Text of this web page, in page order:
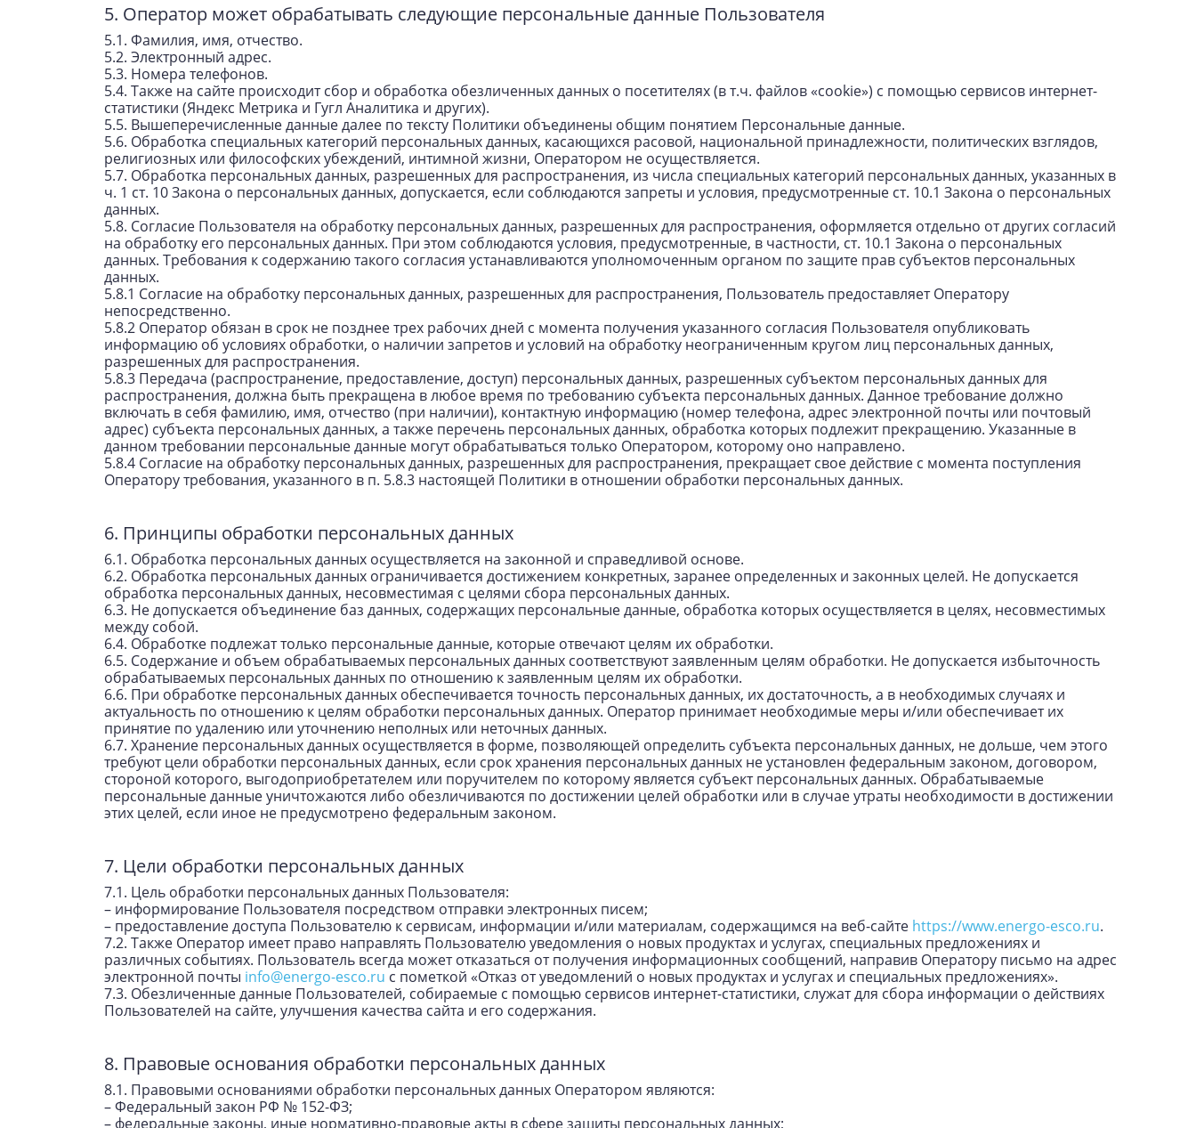
5. Оператор может обрабатывать следующие персональные данные Пользователя
5.1. Фамилия, имя, отчество.
5.2. Электронный адрес.
5.3. Номера телефонов.
5.4. Также на сайте происходит сбор и обработка обезличенных данных о посетителях (в т.ч. файлов «cookie») с помощью сервисов интернет-
статистики (Яндекс Метрика и Гугл Аналитика и других).
5.5. Вышеперечисленные данные далее по тексту Политики объединены общим понятием Персональные данные.
5.6. Обработка специальных категорий персональных данных, касающихся расовой, национальной принадлежности, политических взглядов,
религиозных или философских убеждений, интимной жизни, Оператором не осуществляется.
5.7. Обработка персональных данных, разрешенных для распространения, из числа специальных категорий персональных данных, указанных в
ч. 1 ст. 10 Закона о персональных данных, допускается, если соблюдаются запреты и условия, предусмотренные ст. 10.1 Закона о персональных
данных.
5.8. Согласие Пользователя на обработку персональных данных, разрешенных для распространения, оформляется отдельно от других согласий
на обработку его персональных данных. При этом соблюдаются условия, предусмотренные, в частности, ст. 10.1 Закона о персональных
данных. Требования к содержанию такого согласия устанавливаются уполномоченным органом по защите прав субъектов персональных
данных.
5.8.1 Согласие на обработку персональных данных, разрешенных для распространения, Пользователь предоставляет Оператору
непосредственно.
5.8.2 Оператор обязан в срок не позднее трех рабочих дней с момента получения указанного согласия Пользователя опубликовать
информацию об условиях обработки, о наличии запретов и условий на обработку неограниченным кругом лиц персональных данных,
разрешенных для распространения.
5.8.3 Передача (распространение, предоставление, доступ) персональных данных, разрешенных субъектом персональных данных для
распространения, должна быть прекращена в любое время по требованию субъекта персональных данных. Данное требование должно
включать в себя фамилию, имя, отчество (при наличии), контактную информацию (номер телефона, адрес электронной почты или почтовый
адрес) субъекта персональных данных, а также перечень персональных данных, обработка которых подлежит прекращению. Указанные в
данном требовании персональные данные могут обрабатываться только Оператором, которому оно направлено.
5.8.4 Согласие на обработку персональных данных, разрешенных для распространения, прекращает свое действие с момента поступления
Оператору требования, указанного в п. 5.8.3 настоящей Политики в отношении обработки персональных данных.
6. Принципы обработки персональных данных
6.1. Обработка персональных данных осуществляется на законной и справедливой основе.
6.2. Обработка персональных данных ограничивается достижением конкретных, заранее определенных и законных целей. Не допускается
обработка персональных данных, несовместимая с целями сбора персональных данных.
6.3. Не допускается объединение баз данных, содержащих персональные данные, обработка которых осуществляется в целях, несовместимых
между собой.
6.4. Обработке подлежат только персональные данные, которые отвечают целям их обработки.
6.5. Содержание и объем обрабатываемых персональных данных соответствуют заявленным целям обработки. Не допускается избыточность
обрабатываемых персональных данных по отношению к заявленным целям их обработки.
6.6. При обработке персональных данных обеспечивается точность персональных данных, их достаточность, а в необходимых случаях и
актуальность по отношению к целям обработки персональных данных. Оператор принимает необходимые меры и/или обеспечивает их
принятие по удалению или уточнению неполных или неточных данных.
6.7. Хранение персональных данных осуществляется в форме, позволяющей определить субъекта персональных данных, не дольше, чем этого
требуют цели обработки персональных данных, если срок хранения персональных данных не установлен федеральным законом, договором,
стороной которого, выгодоприобретателем или поручителем по которому является субъект персональных данных. Обрабатываемые
персональные данные уничтожаются либо обезличиваются по достижении целей обработки или в случае утраты необходимости в достижении
этих целей, если иное не предусмотрено федеральным законом.
7. Цели обработки персональных данных
7.1. Цель обработки персональных данных Пользователя:
– информирование Пользователя посредством отправки электронных писем;
– предоставление доступа Пользователю к сервисам, информации и/или материалам, содержащимся на веб-сайте https://www.energo-esco.ru.
7.2. Также Оператор имеет право направлять Пользователю уведомления о новых продуктах и услугах, специальных предложениях и
различных событиях. Пользователь всегда может отказаться от получения информационных сообщений, направив Оператору письмо на адрес
электронной почты info@energo-esco.ru с пометкой «Отказ от уведомлений о новых продуктах и услугах и специальных предложениях».
7.3. Обезличенные данные Пользователей, собираемые с помощью сервисов интернет-статистики, служат для сбора информации о действиях
Пользователей на сайте, улучшения качества сайта и его содержания.
8. Правовые основания обработки персональных данных
8.1. Правовыми основаниями обработки персональных данных Оператором являются:
– Федеральный закон РФ № 152-ФЗ;
– федеральные законы, иные нормативно-правовые акты в сфере защиты персональных данных;